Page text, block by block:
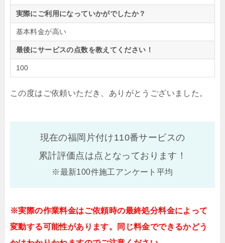
実際にご利用になっていかがでしたか？
基本料金が高い
最後にサービスの点数を教えてください！
100
この度はご依頼いただき、ありがとうございました。
現在の福岡片付け110番サービスの
累計評価点は点となっております！
※最新100件施工アンケート平均
※実際の作業料金はご依頼時の最終処分料金によって
変動する可能性があります。同じ料金でできるかどう